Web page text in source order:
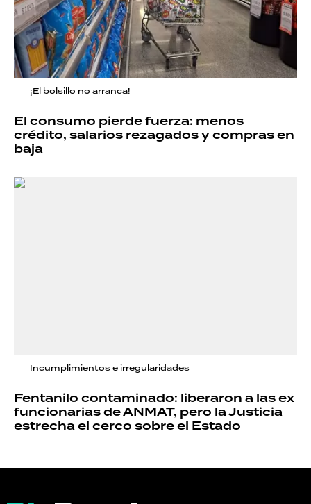
¡El bolsillo no arranca!
El consumo pierde fuerza: menos
crédito, salarios rezagados y compras en
baja
Incumplimientos e irregularidades
Fentanilo contaminado: liberaron a las ex
funcionarias de ANMAT, pero la Justicia
estrecha el cerco sobre el Estado